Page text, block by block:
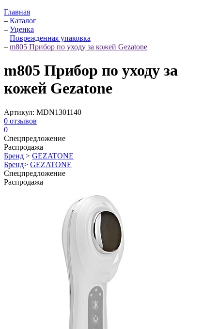
Главная
– Каталог
– Уценка
– Поврежденная упаковка
– m805 Прибор по уходу за кожей Gezatone
m805 Прибор по уходу за
кожей Gezatone
Артикул: MDN1301140
0 отзывов
0
Спецпредложение
Распродажа
Бренд > GEZATONE
Бренд> GEZATONE
Спецпредложение
Распродажа